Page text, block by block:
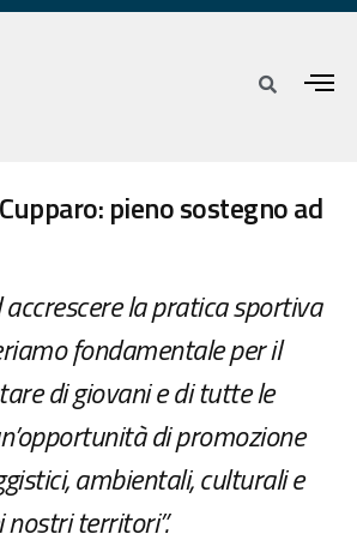
pieno sostegno ad
la pratica sportiva
fondamentale per il
di giovani e di tutte le
di promozione
ambientali, culturali e
nostri territori”.